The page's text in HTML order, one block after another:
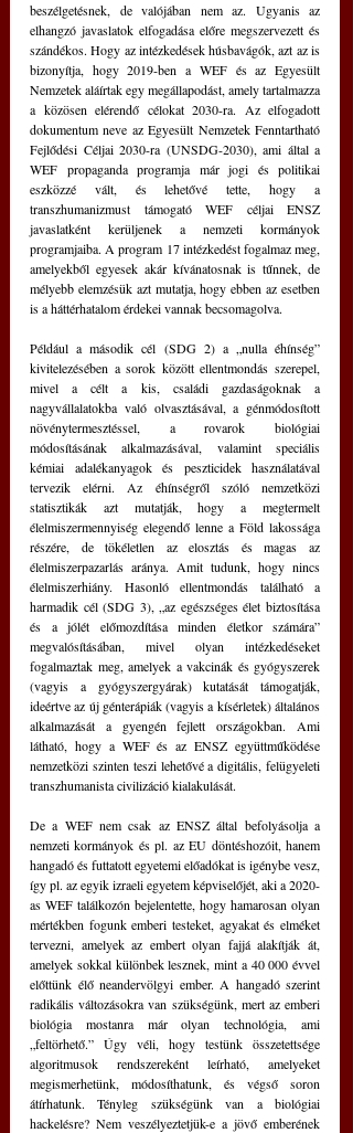
beszélgetésnek, de valójában nem az. Ugyanis az
elhangzó javaslatok elfogadása előre megszervezett és
szándékos. Hogy az intézkedések húsbavágók, azt az is
bizonyítja, hogy 2019-ben a WEF és az Egyesült
Nemzetek aláírtak egy megállapodást, amely tartalmazza
a közösen elérendő célokat 2030-ra. Az elfogadott
dokumentum neve az Egyesült Nemzetek Fenntartható
Fejlődési Céljai 2030-ra (UNSDG-2030), ami által a
WEF propaganda programja már jogi és politikai
eszközzé vált, és lehetővé tette, hogy a
transzhumanizmust támogató WEF céljai ENSZ
javaslatként kerüljenek a nemzeti kormányok
programjaiba. A program 17 intézkedést fogalmaz meg,
amelyekből egyesek akár kívánatosnak is tűnnek, de
mélyebb elemzésük azt mutatja, hogy ebben az esetben
is a háttérhatalom érdekei vannak becsomagolva.
Például a második cél (SDG 2) a „nulla éhínség”
kivitelezésében a sorok között ellentmondás szerepel,
mivel a célt a kis, családi gazdaságoknak a
nagyvállalatokba való olvasztásával, a génmódosított
növénytermesztéssel, a rovarok biológiai
módosításának alkalmazásával, valamint speciális
kémiai adalékanyagok és peszticidek használatával
tervezik elérni. Az éhínségről szóló nemzetközi
statisztikák azt mutatják, hogy a megtermelt
élelmiszermennyiség elegendő lenne a Föld lakossága
részére, de tökéletlen az elosztás és magas az
élelmiszerpazarlás aránya. Amit tudunk, hogy nincs
élelmiszerhiány. Hasonló ellentmondás található a
harmadik cél (SDG 3), „az egészséges élet biztosítása
és a jólét előmozdítása minden életkor számára”
megvalósításában, mivel olyan intézkedéseket
fogalmaztak meg, amelyek a vakcinák és gyógyszerek
(vagyis a gyógyszergyárak) kutatását támogatják,
ideértve az új génterápiák (vagyis a kísérletek) általános
alkalmazását a gyengén fejlett országokban. Ami
látható, hogy a WEF és az ENSZ együttműködése
nemzetközi szinten teszi lehetővé a digitális, felügyeleti
transzhumanista civilizáció kialakulását.
De a WEF nem csak az ENSZ által befolyásolja a
nemzeti kormányok és pl. az EU döntéshozóit, hanem
hangadó és futtatott egyetemi előadókat is igénybe vesz,
így pl. az egyik izraeli egyetem képviselőjét, aki a 2020-
as WEF találkozón bejelentette, hogy hamarosan olyan
mértékben fogunk emberi testeket, agyakat és elméket
tervezni, amelyek az embert olyan fajjá alakítják át,
amelyek sokkal különbek lesznek, mint a 40 000 évvel
előttünk élő neandervölgyi ember. A hangadó szerint
radikális változásokra van szükségünk, mert az emberi
biológia mostanra már olyan technológia, ami
„feltörhető.” Úgy véli, hogy testünk összetettsége
algoritmusok rendszereként leírható, amelyeket
megismerhetünk, módosíthatunk, és végső soron
átírhatunk. Tényleg szükségünk van a biológiai
hackelésre? Nem veszélyeztetjük-e a jövő emberének